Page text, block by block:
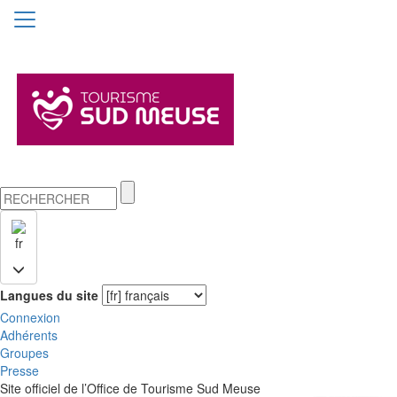
fr
Langues du site
Connexion
Adhérents
Groupes
Presse
Site officiel de l’Office de Tourisme Sud Meuse